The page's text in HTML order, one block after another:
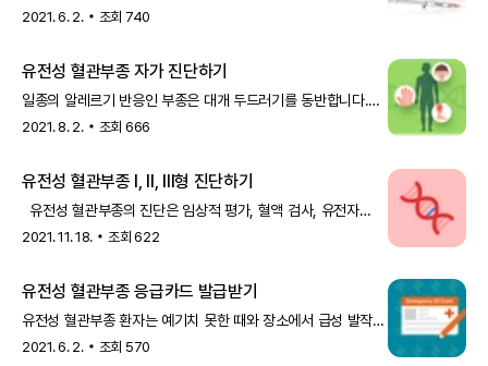
치료제로, 환자 본인이 직접 주사할 수 있는 ‘자가 투여
2021. 6. 2. 조회 740
유전성 혈관부종 자가 진단하기
일종의 알레르기 반응인 부종은 대개 두드러기를 동반합니다.
그러나 두드러기 없이 부종만 나타나기도 하는데, 유전성
2021. 8. 2. 조회 666
유전성 혈관부종 I, II, III형 진단하기
유전성 혈관부종의 진단은 임상적 평가, 혈액 검사, 유전자
검사 등을 통해 이뤄지는데요. 처음에는 임상적 증상이나
2021. 11. 18. 조회622
유전성 혈관부종 응급카드 발급받기
유전성 혈관부종 환자는 예기치 못한 때와 장소에서 급성 발작을
겪습니다. 이때, 바로 치료제를 투여하거나 보호자가 환자를
2021. 6. 2. 조회 570